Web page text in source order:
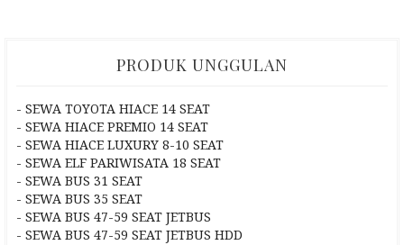
PRODUK UNGGULAN
- SEWA TOYOTA HIACE 14 SEAT
- SEWA HIACE PREMIO 14 SEAT
- SEWA HIACE LUXURY 8-10 SEAT
- SEWA ELF PARIWISATA 18 SEAT
- SEWA BUS 31 SEAT
- SEWA BUS 35 SEAT
- SEWA BUS 47-59 SEAT JETBUS
- SEWA BUS 47-59 SEAT JETBUS HDD